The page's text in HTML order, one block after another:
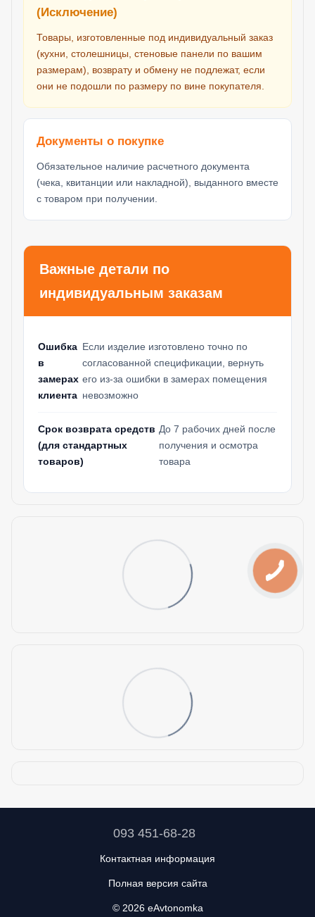
(Исключение)
Товары, изготовленные под индивидуальный заказ
(кухни, столешницы, стеновые панели по вашим
размерам), возврату и обмену не подлежат, если
они не подошли по размеру по вине покупателя.
Документы о покупке
Обязательное наличие расчетного документа
(чека, квитанции или накладной), выданного вместе
с товаром при получении.
Важные детали по
индивидуальным заказам
Ошибка
в
замерах
клиента
Если изделие изготовлено точно по
согласованной спецификации, вернуть
его из-за ошибки в замерах помещения
невозможно
Срок возврата средств
(для стандартных
товаров)
До 7 рабочих дней после
получения и осмотра
товара
093 451-68-28
Контактная информация
Полная версия сайта
© 2026 eAvtonomka